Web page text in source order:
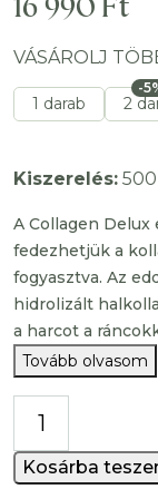
VÁSÁROLJ
1 darab 2
-
Kiszerelés: 500
A Collagen
fedezhetjük a
fogyasztva. Az
hidrolizált
a harcot a
Tovább olvasom
Deluxe
kollagén
-
Kosárba